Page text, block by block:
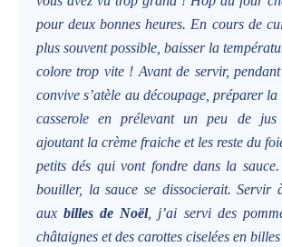
pour deux bonnes heures. En cours de
plus souvent possible, baisser la
colore trop vite ! Avant de servir,
convive s’atèle au découpage, préparer la
casserole en prélevant un peu de
ajoutant la crème fraiche et les reste du
petits dés qui vont fondre dans la
bouiller, la sauce se dissocierait. Servir
auxbilles de Noël, j’ai servi des
châtaignes et des carottes ciselées en